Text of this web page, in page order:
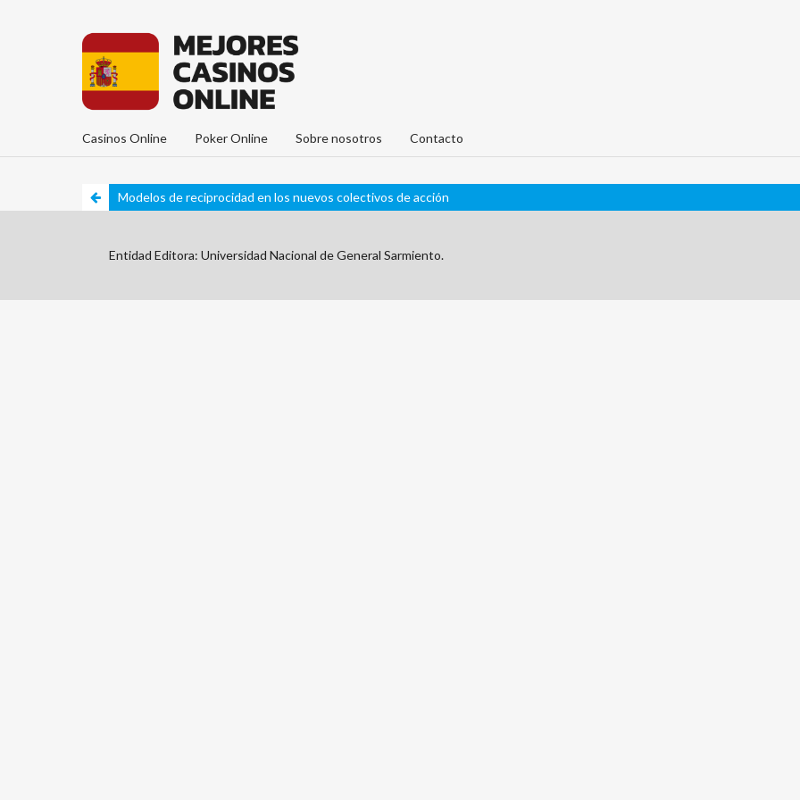
Casinos Online Poker Online Sobre nosotros Contacto
Modelos de reciprocidad en los nuevos colectivos de acción
Entidad Editora: Universidad Nacional de General Sarmiento.